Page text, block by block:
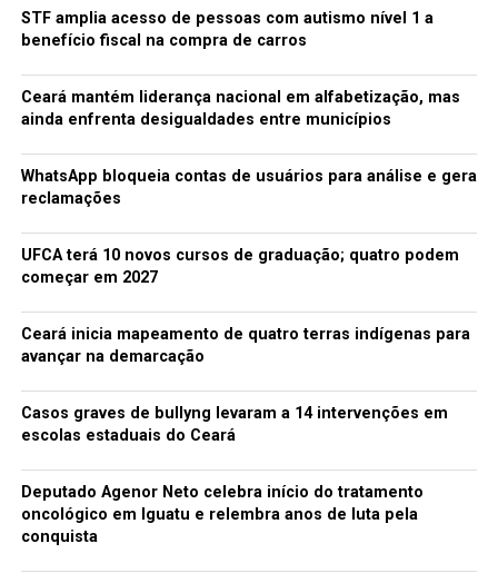
A SEGUIR
Teatro da Ribeira dos Icós tem agenda até o fim do ano
Pedido de suspensão do Enem 2016 é negado pela
Justiça
redacao
STF amplia acesso de pessoas com autismo nível 1 a
benefício fiscal na compra de carros
Ceará mantém liderança nacional em alfabetização, mas
ainda enfrenta desigualdades entre municípios
WhatsApp bloqueia contas de usuários para análise e gera
reclamações
UFCA terá 10 novos cursos de graduação; quatro podem
começar em 2027
Ceará inicia mapeamento de quatro terras indígenas para
avançar na demarcação
Casos graves de bullyng levaram a 14 intervenções em
escolas estaduais do Ceará
Deputado Agenor Neto celebra início do tratamento
oncológico em Iguatu e relembra anos de luta pela
conquista